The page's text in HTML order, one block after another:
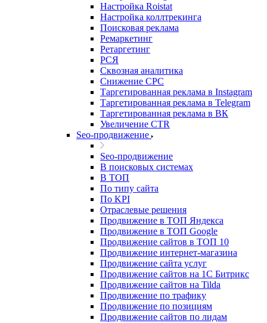
Настройка Roistat
Настройка коллтрекинга
Поисковая реклама
Ремаркетинг
Ретаргетинг
РСЯ
Сквозная аналитика
Снижение CPC
Таргетированная реклама в Instagram
Таргетированная реклама в Telegram
Таргетированная реклама в ВК
Увеличение CTR
Seo-продвижение
Seo-продвижение
В поисковых системах
В ТОП
По типу сайта
По KPI
Отраслевые решения
Продвижение в ТОП Яндекса
Продвижение в ТОП Google
Продвижение сайтов в ТОП 10
Продвижение интернет-магазина
Продвижение сайта услуг
Продвижение сайтов на 1С Битрикс
Продвижение сайтов на Tilda
Продвижение по трафику
Продвижение по позициям
Продвижение сайтов по лидам